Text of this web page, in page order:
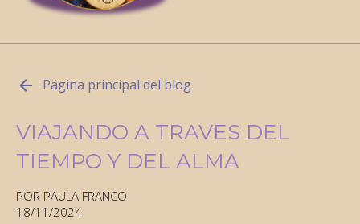
Página principal del blog
VIAJANDO A TRAVES DEL
TIEMPO Y DEL ALMA
POR PAULA FRANCO
18/11/2024